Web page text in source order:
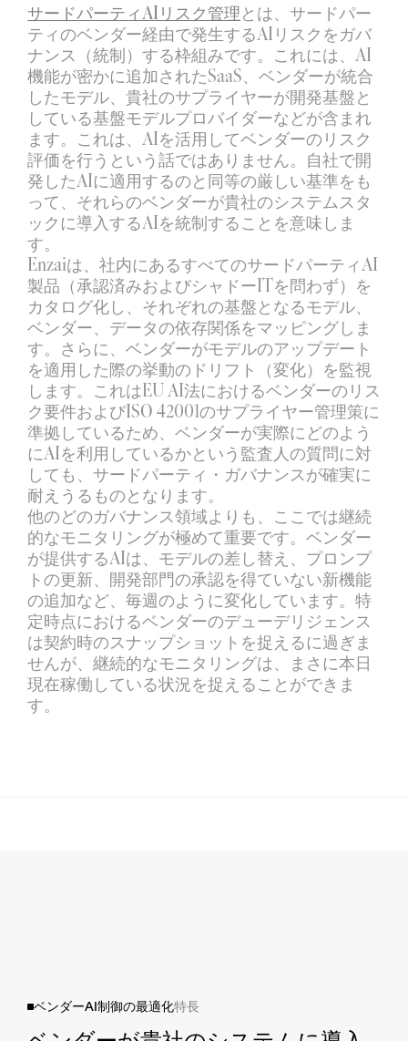
サードパーティAIリスク管理とは、サードパー
ティのベンダー経由で発生するAIリスクをガバ
ナンス（統制）する枠組みです。これには、AI
機能が密かに追加されたSaaS、ベンダーが統合
したモデル、貴社のサプライヤーが開発基盤と
している基盤モデルプロバイダーなどが含まれ
ます。これは、AIを活用してベンダーのリスク
評価を行うという話ではありません。自社で開
発したAIに適用するのと同等の厳しい基準をも
って、それらのベンダーが貴社のシステムスタ
ックに導入するAIを統制することを意味しま
す。
Enzaiは、社内にあるすべてのサードパーティAI
製品（承認済みおよびシャドーITを問わず）を
カタログ化し、それぞれの基盤となるモデル、
ベンダー、データの依存関係をマッピングしま
す。さらに、ベンダーがモデルのアップデート
を適用した際の挙動のドリフト（変化）を監視
します。これはEU AI法におけるベンダーのリス
ク要件およびISO 42001のサプライヤー管理策に
準拠しているため、ベンダーが実際にどのよう
にAIを利用しているかという監査人の質問に対
しても、サードパーティ・ガバナンスが確実に
耐えうるものとなります。
他のどのガバナンス領域よりも、ここでは継続
的なモニタリングが極めて重要です。ベンダー
が提供するAIは、モデルの差し替え、プロンプ
トの更新、開発部門の承認を得ていない新機能
の追加など、毎週のように変化しています。特
定時点におけるベンダーのデューデリジェンス
は契約時のスナップショットを捉えるに過ぎま
せんが、継続的なモニタリングは、まさに本日
現在稼働している状況を捉えることができま
す。
ベンダーAI制御の最適化特長